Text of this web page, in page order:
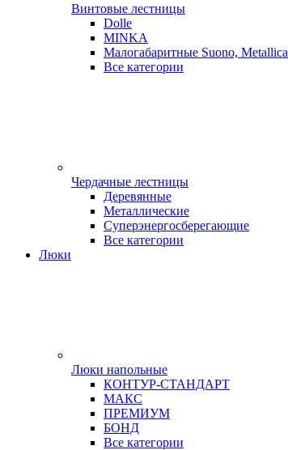
Винтовые лестницы
Dolle
MINKA
Малогабаритные Suono, Metallica
Все категории
Чердачные лестницы
Деревянные
Металлические
Суперэнергосберегающие
Все категории
Люки
Люки напольные
КОНТУР-СТАНДАРТ
МАКС
ПРЕМИУМ
БОНД
Все категории